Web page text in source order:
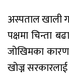
अस्पताल खाली
पक्षमा चिन्ता
जोखिमका
खोज्न